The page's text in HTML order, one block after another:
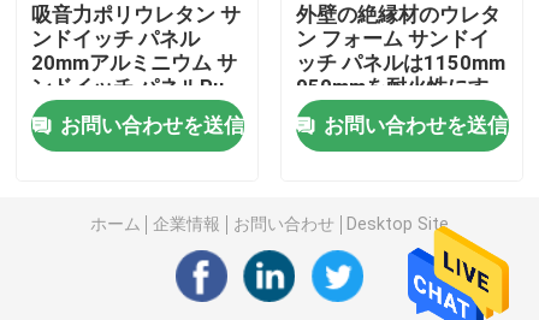
防水膜
ゴム製泡のインシュレーション・ボード
ゴム製泡の絶縁材の管
吸音力ポリウレタン サ
ンドイッチ パネル
20mmアルミニウム サ
ンドイッチ パネルPu
お問い合わせを送信
外壁の絶縁材のウレタ
ン フォーム サンドイ
ッチ パネルは1150mm
950mmを耐火性にす
る
お問い合わせを送信
ホーム 企業情報 お問い合わせ Desktop Site